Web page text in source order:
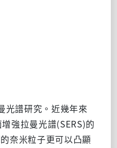
譜研究。近幾年來
強拉曼光譜(SERS)的
奈米粒子更可以凸顯